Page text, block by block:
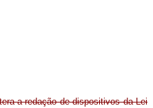
a redação de dispositivos da Lei